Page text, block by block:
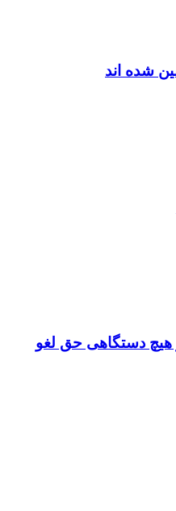
شده اند
هیچ دستگاهی حق لغو